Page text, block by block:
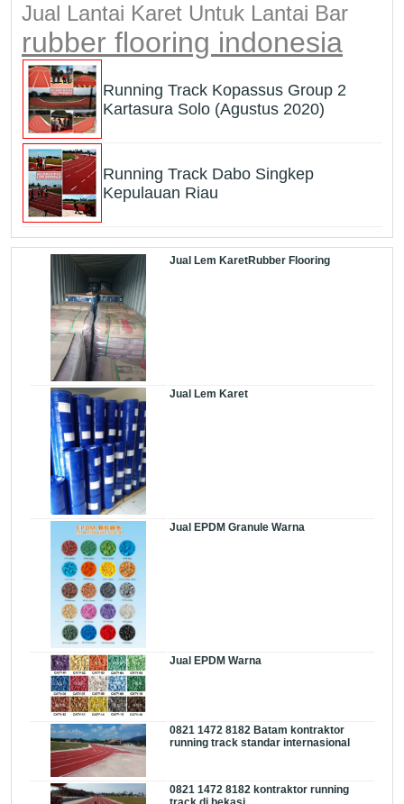
Jual Lantai Karet Untuk Lantai Bar
rubber flooring indonesia
Running Track Kopassus Group 2
Kartasura Solo (Agustus 2020)
Running Track Dabo Singkep
Kepulauan Riau
Jual Lem KaretRubber Flooring
Jual Lem Karet
Jual EPDM Granule Warna
Jual EPDM Warna
0821 1472 8182 Batam kontraktor
running track standar internasional
0821 1472 8182 kontraktor running